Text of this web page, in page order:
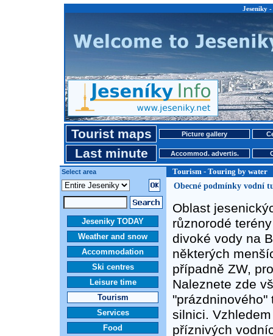
Jeseniky
Tourist maps Picture gallery
Last minute Accommod. advertis.
Select area Tourism - Touring by water
Jeseniky TODAY
Weather and snow
Accommodation
Ski centres
Leisure time
Tourism
Services
Food
Obecné podmínky vodní
Oblast
různorodé
divoké vody na
některých
případně ZW,
Naleznete zde
silnici.
příznivých